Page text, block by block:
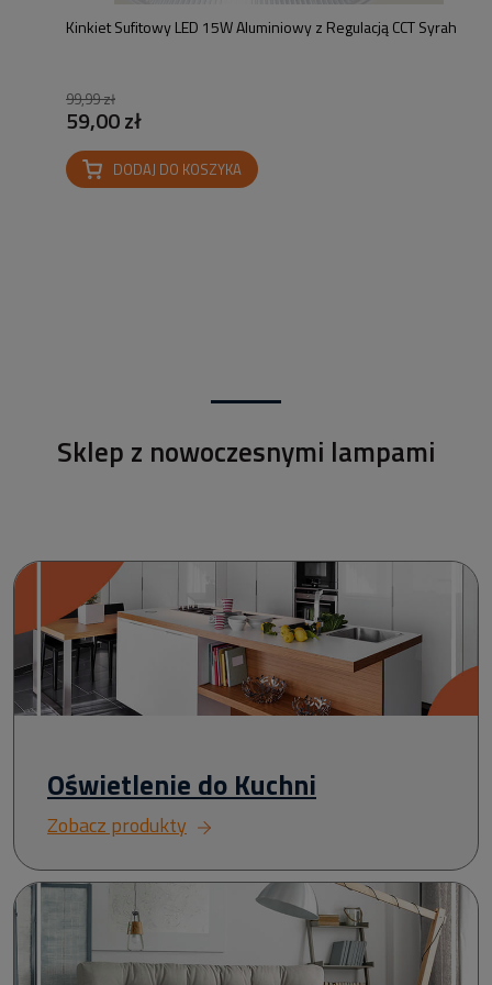
Kinkiet Sufitowy LED 15W Aluminiowy z Regulacją CCT Syrah
99,99 zł
59,00 zł
DODAJ DO KOSZYKA
Sklep z nowoczesnymi lampami
Oświetlenie do Kuchni
Zobacz produkty